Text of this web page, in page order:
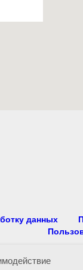
данных
Не является